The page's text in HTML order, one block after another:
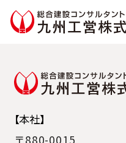
総合建設コ
【本社】
〒880-0015